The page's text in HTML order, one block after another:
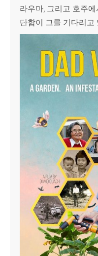
라우마, 그리고 호주
단함이 그를 기다리고